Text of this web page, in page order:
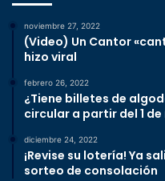
noviembre 27, 2022
(Video) Un Cantor
hizo viral
febrero 26, 2022
¿Tiene billetes de
circular a partir del 1
diciembre 24, 2022
¡Revise su lotería! Ya
sorteo de consolación